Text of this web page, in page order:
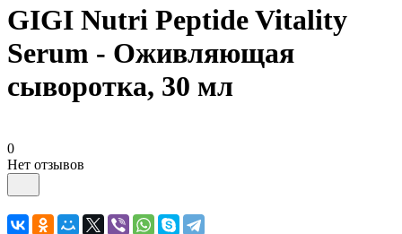
GIGI Nutri Peptide Vitality
Serum - Оживляющая
сыворотка, 30 мл
0
Нет отзывов